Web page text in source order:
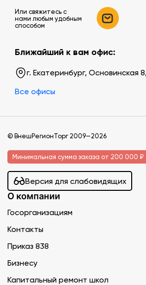
Или свяжитесь c
нами любым удобным
способом
Ближайший к вам офис:
г. Екатеринбург, Основинская
Все офисы
© ВнешРегионТорг 2009—2026
Минимальная сумма заказа от 200 000 ₽
Версия для слабовидящих
О компании
Госорганизациям
Контакты
Приказ 838
Бизнесу
Капитальный ремонт школ